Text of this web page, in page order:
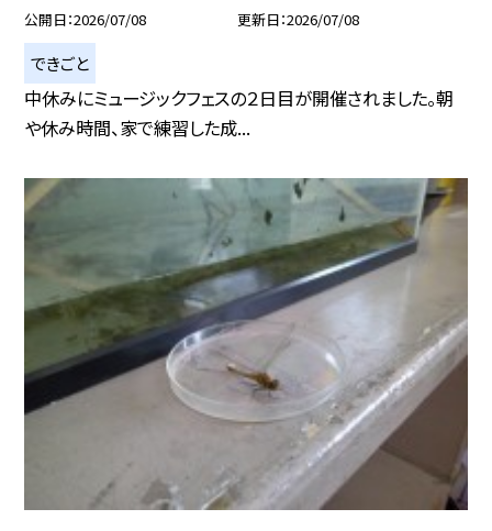
公開日 2026/07/08 更新日 2026/07/08
できごと
中休みにミュージックフェスの２日目が開催されました。朝
や休み時間、家で練習した成...